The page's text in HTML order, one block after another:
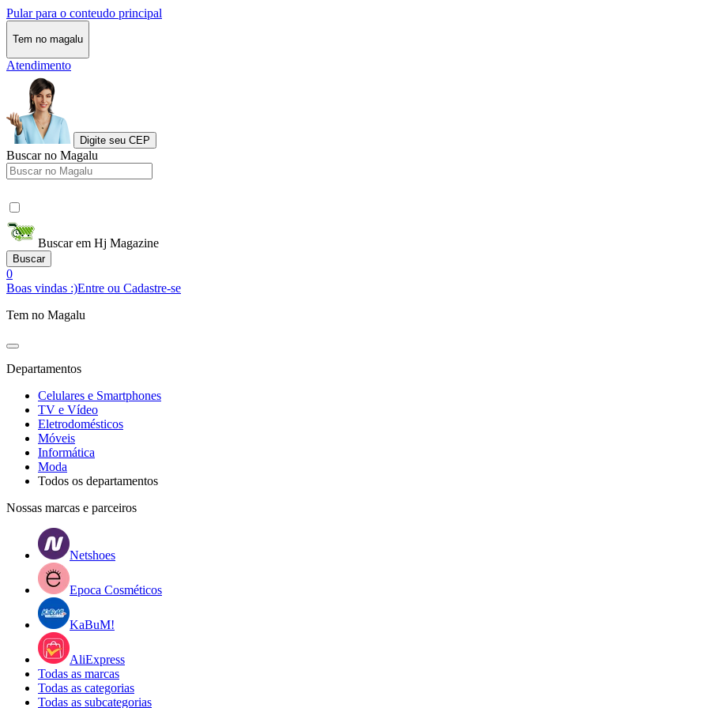
Pular para o conteudo principal
Tem no magalu
Atendimento
Digite seu CEP
Buscar no Magalu
Buscar em Hj Magazine
Buscar
0
Boas vindas :)Entre ou Cadastre-se
Tem no Magalu
Departamentos
Celulares e Smartphones
TV e Vídeo
Eletrodomésticos
Móveis
Informática
Moda
Todos os departamentos
Nossas marcas e parceiros
Netshoes
Epoca Cosméticos
KaBuM!
AliExpress
Todas as marcas
Todas as categorias
Todas as subcategorias